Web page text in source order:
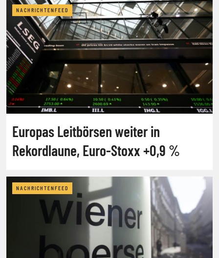
NACHRICHTENFEED
Europas Leitbörsen weiter in
Rekordlaune, Euro-Stoxx +0,9 %
NACHRICHTENFEED